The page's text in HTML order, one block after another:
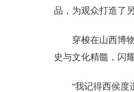
品，为观众打造了
穿梭在山西博
史与文化精髓，闪
“我记得西侯度